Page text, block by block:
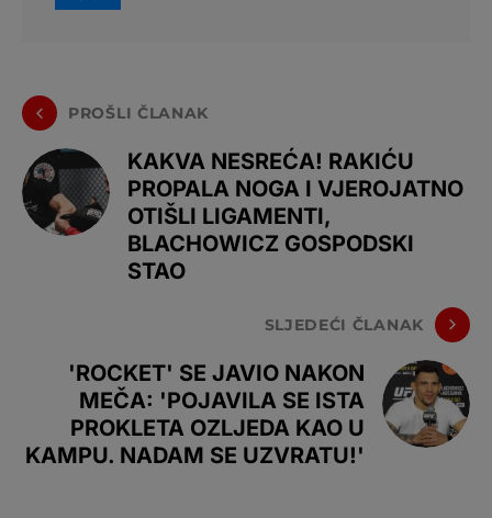
PROŠLI ČLANAK
KAKVA NESREĆA! RAKIĆU
PROPALA NOGA I VJEROJATNO
OTIŠLI LIGAMENTI,
BLACHOWICZ GOSPODSKI
STAO
SLJEDEĆI ČLANAK
'ROCKET' SE JAVIO NAKON
MEČA: 'POJAVILA SE ISTA
PROKLETA OZLJEDA KAO U
KAMPU. NADAM SE UZVRATU!'